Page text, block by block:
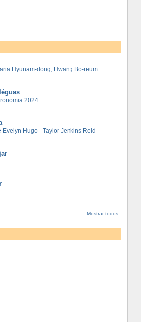
Hyunam-dong, Hwang Bo-reum
2024
Evelyn Hugo - Taylor Jenkins Reid
Mostrar todos